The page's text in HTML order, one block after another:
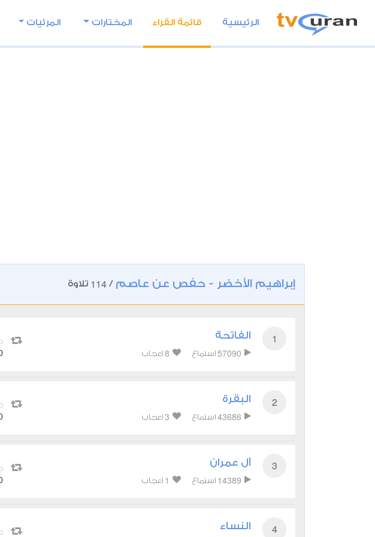
الرئيسية قائمة القراء المختارات المرئيات
إبراهيم الأخضر - حفص عن عاصم /
114 تلاوة
1 الفاتحة
57090 استماع 8 اعجاب
2 البقرة
43686 استماع 3 اعجاب
3 آل عمران
14389 استماع 1 اعجاب
4 النساء